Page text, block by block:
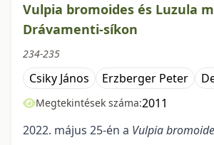
Vulpia bromoides és Luzula
Drávamenti-síkon
234-235
Csiky János Erzberger Peter
Megtekintések száma:2011
2022. május 25-én a Vulpia